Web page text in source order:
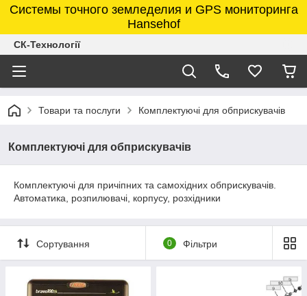
Системы точного земледелия и GPS мониторинга
Hansehof
СК-Технології
Товари та послуги Комплектуючі для обприскувачів
Комплектуючі для обприскувачів
Комплектуючі для причіпних та самохідних обприскувачів.
Автоматика, розпилювачі, корпусу, розхідники
Сортування 0 Фільтри